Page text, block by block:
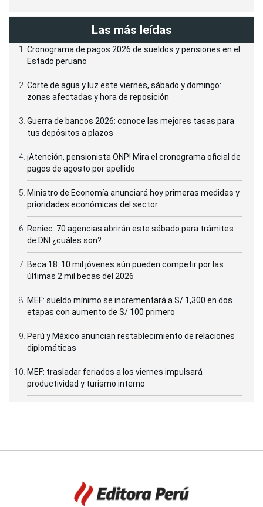
Las más leídas
Cronograma de pagos 2026 de sueldos y pensiones en el
Estado peruano
Corte de agua y luz este viernes, sábado y domingo:
zonas afectadas y hora de reposición
Guerra de bancos 2026: conoce las mejores tasas para
tus depósitos a plazos
¡Atención, pensionista ONP! Mira el cronograma oficial de
pagos de agosto por apellido
Ministro de Economía anunciará hoy primeras medidas y
prioridades económicas del sector
Reniec: 70 agencias abrirán este sábado para trámites
de DNI ¿cuáles son?
Beca 18: 10 mil jóvenes aún pueden competir por las
últimas 2 mil becas del 2026
MEF: sueldo mínimo se incrementará a S/ 1,300 en dos
etapas con aumento de S/ 100 primero
Perú y México anuncian restablecimiento de relaciones
diplomáticas
MEF: trasladar feriados a los viernes impulsará
productividad y turismo interno